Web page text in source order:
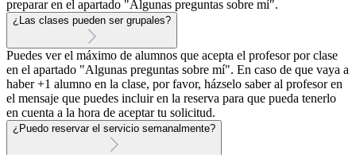
preparar en el apartado "Algunas preguntas sobre mí".
¿Las clases pueden ser grupales?
Puedes ver el máximo de alumnos que acepta el profesor por clase
en el apartado "Algunas preguntas sobre mí". En caso de que vaya a
haber +1 alumno en la clase, por favor, házselo saber al profesor en
el mensaje que puedes incluir en la reserva para que pueda tenerlo
en cuenta a la hora de aceptar tu solicitud.
¿Puedo reservar el servicio semanalmente?